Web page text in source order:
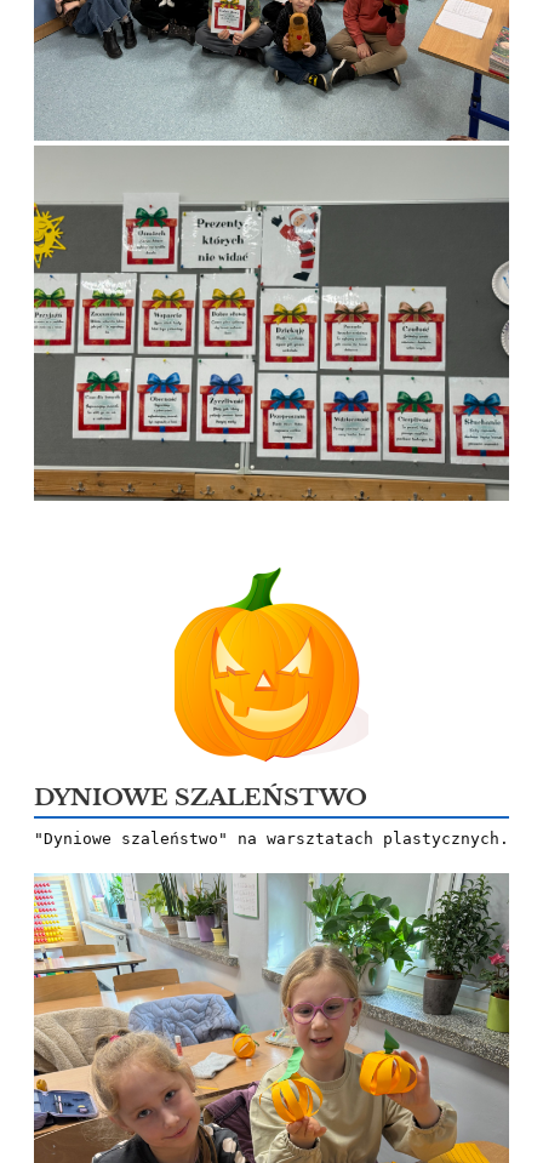
DYNIOWE SZALEŃSTWO
"Dyniowe szaleństwo" na warsztatach plastycznych.